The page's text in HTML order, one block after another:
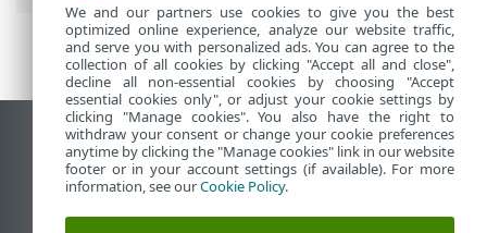
Жұмыс үстеліндегі сайтты қарау
End of Life
ESET білім қоры
We and our partners use cookies to give you the best
optimized online experience, analyze our website traffic,
and serve you with personalized ads. You can agree to the
collection of all cookies by clicking "Accept all and close",
decline all non-essential cookies by choosing "Accept
essential cookies only", or adjust your cookie settings by
clicking "Manage cookies". You also have the right to
withdraw your consent or change your cookie preferences
anytime by clicking the "Manage cookies" link in our website
footer or in your account settings (if available). For more
information, see ourCookie Policy.